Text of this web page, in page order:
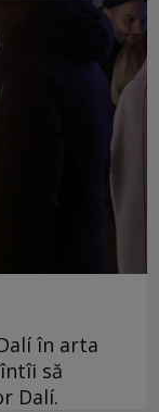
în arta
să
Dalí.